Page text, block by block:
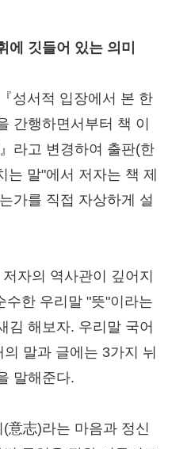
깃들어 있는 의미
성서적 입장에서 본 한
간행하면서부터 책 이
라고 변경하여 출판(한
는 말"에서 저자는 책 제
가를 직접 자상하게 설
자의 역사관이 깊어지
수한 우리말 "뜻"이라는
김 해보자. 우리말 국어
말과 글에는 3가지 뉘
말해준다.
意志)라는 마음과 정신